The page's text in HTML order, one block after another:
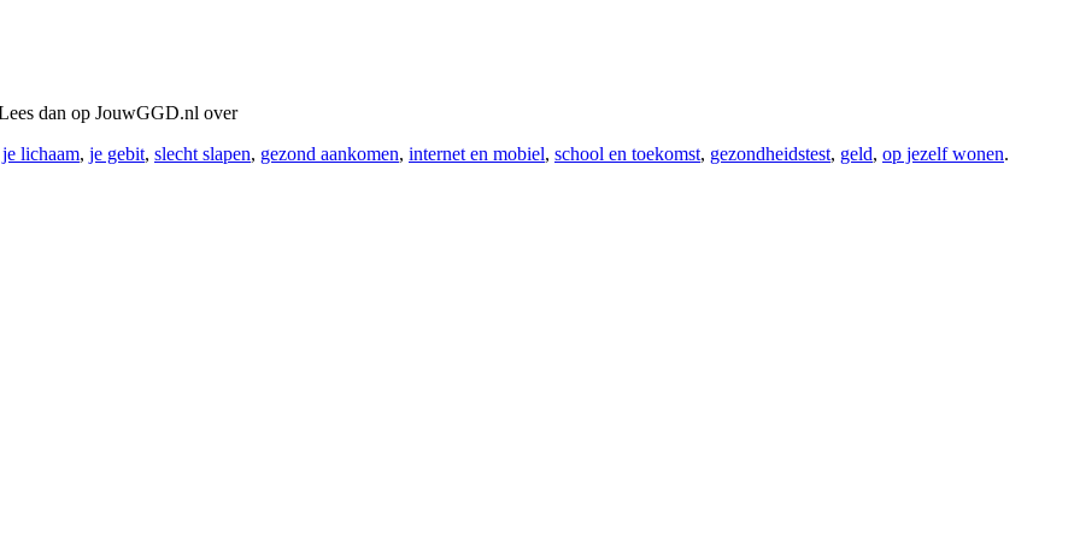
dan op JouwGGD.nl over
je lichaam, je gebit, slecht slapen, gezond aankomen, internet en mobiel, school en toekomst, gezondheidstest, geld, op jezelf wonen.